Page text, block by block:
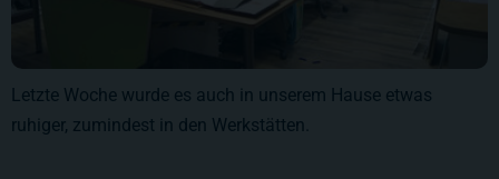
Letzte Woche wurde es auch in unserem Hause etwas
ruhiger, zumindest in den Werkstätten.